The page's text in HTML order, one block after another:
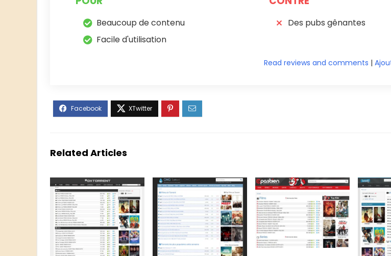
Beaucoup de contenu
Facile d'utilisation
Des pubs gênantes
|
Read reviews and comments
Related Articles